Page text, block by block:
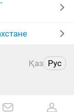
фрезер
Қаз Рус